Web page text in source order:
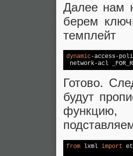
Далее нам
берем
темплейт
dynamic-access-
network-acl
Готово.
будут
функцию,
from lxml import